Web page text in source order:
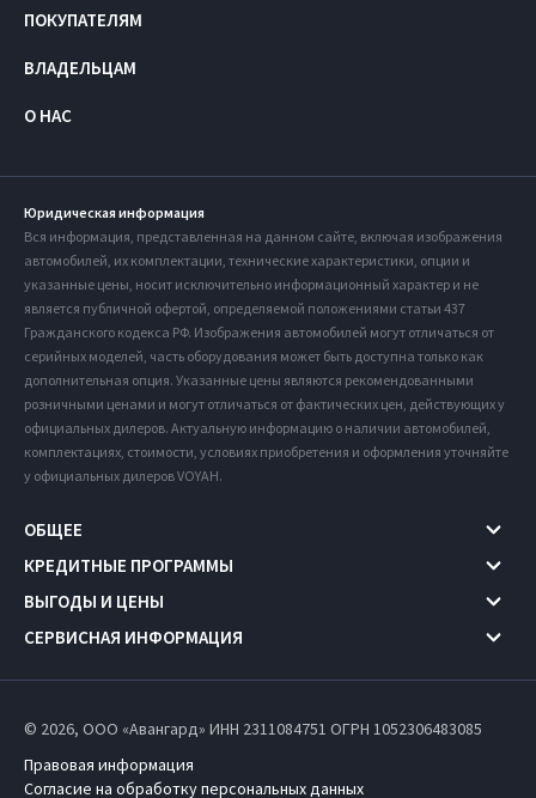
ПОКУПАТЕЛЯМ
ВЛАДЕЛЬЦАМ
О НАС
Юридическая информация
Вся информация, представленная на данном сайте, включая изображения
автомобилей, их комплектации, технические характеристики, опции и
указанные цены, носит исключительно информационный характер и не
является публичной офертой, определяемой положениями статьи 437
Гражданского кодекса РФ. Изображения автомобилей могут отличаться от
серийных моделей, часть оборудования может быть доступна только как
дополнительная опция. Указанные цены являются рекомендованными
розничными ценами и могут отличаться от фактических цен, действующих у
официальных дилеров. Актуальную информацию о наличии автомобилей,
комплектациях, стоимости, условиях приобретения и оформления уточняйте
у официальных дилеров VOYAH.
ОБЩЕЕ
КРЕДИТНЫЕ ПРОГРАММЫ
ВЫГОДЫ И ЦЕНЫ
СЕРВИСНАЯ ИНФОРМАЦИЯ
© 2026, ООО «Авангард» ИНН 2311084751 ОГРН 1052306483085
Правовая информация
Согласие на обработку персональных данных